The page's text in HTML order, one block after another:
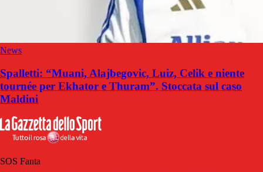
News
Spalletti: “Muani, Alajbegovic, Luiz, Celik e niente
tournée per Ekhator e Thuram”. Stoccata sul caso
Maldini
SOS Fanta